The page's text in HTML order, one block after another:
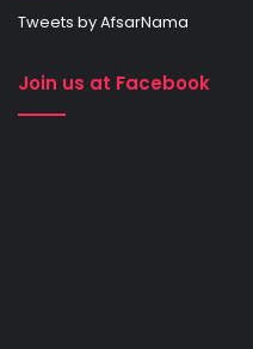
Tweets by AfsarNama
Join us at Facebook